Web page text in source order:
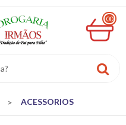
00
R$
0,00
ACESSORIOS